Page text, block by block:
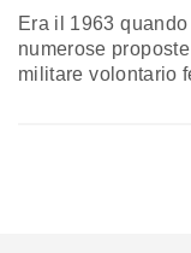
Era il 1963
numerose
militare volontario